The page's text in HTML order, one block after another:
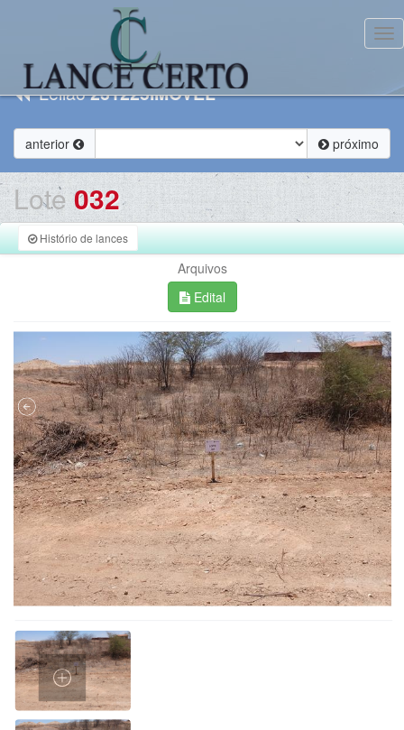
Leilão231225IMOVEL
anterior próximo
Lote 032
Histório de lances
Arquivos
Edital